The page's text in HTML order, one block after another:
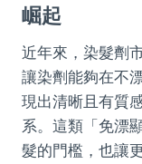
崛起
近年來，染髮劑
讓染劑能夠在不
現出清晰且有質
系。這類「免漂
髮的門檻，也讓